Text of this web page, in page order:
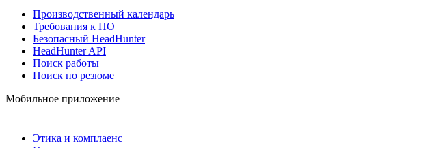
Производственный календарь
Требования к ПО
Безопасный HeadHunter
HeadHunter API
Поиск работы
Поиск по резюме
Мобильное приложение
Этика и комплаенс